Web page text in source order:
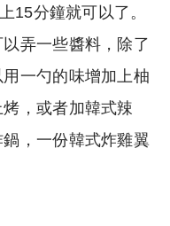
15分鐘就可以了。
弄一些醬料，除了
一勺的味增加上柚
，或者加韓式辣
，一份韓式炸雞翼